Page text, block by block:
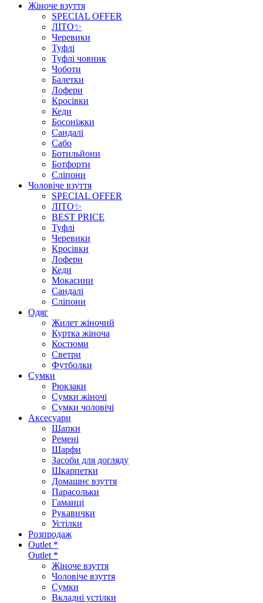
Жіноче взуття
SPECIAL OFFER
ЛІТО✨
Черевики
Туфлі
Туфлі човник
Чоботи
Балетки
Лофери
Кросівки
Кеди
Босоніжки
Сандалі
Сабо
Ботильйони
Ботфорти
Сліпони
Чоловіче взуття
SPECIAL OFFER
ЛІТО✨
BEST PRICE
Туфлі
Черевики
Кросівки
Лофери
Кеди
Мокасини
Сандалі
Сліпони
Одяг
Жилет жіночий
Куртка жіноча
Костюми
Светри
Футболки
Сумки
Рюкзаки
Сумки жіночі
Сумки чоловічі
Аксеcуари
Шапки
Ремені
Шарфи
Засоби для догляду
Шкарпетки
Домашнє взуття
Парасольки
Гаманці
Рукавички
Устілки
Розпродаж
Outlet *
Outlet *
Жіноче взуття
Чоловіче взуття
Сумки
Вкладні устілки